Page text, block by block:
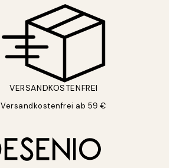
VERSANDKOSTENFREI
Versandkostenfrei ab 59 €